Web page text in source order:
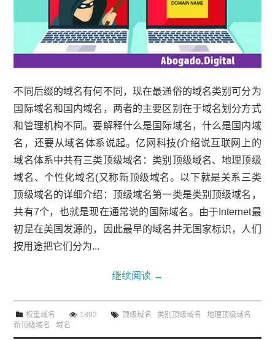
不同后缀的域名有何不同，现在最通俗的域名类别可分为
国际域名和国内域名，两者的主要区别在于域名划分方式
和管理机构不同。要解释什么是国际域名，什么是国内域
名，还要从域名体系说起。亿网科技(介绍说互联网上的
域名体系中共有三类顶级域名：类别顶级域名、地理顶级
域名、个性化域名(又称新顶级域名。以下就是关系三类
顶级域名的详细介绍：顶级域名第一类是类别顶级域名，
共有7个，也就是现在通常说的国际域名。由于Internet最
初是在美国发源的，因此最早的域名并无国家标识，人们
按用途把它们分为...
继续阅读 →
权重域名 1892 顶级域名 类别顶级域名
地理顶级域名
新顶级域名
域名